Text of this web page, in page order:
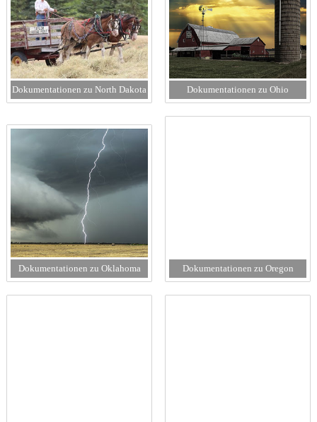
Dokumentationen zu North Dakota Dokumentationen zu Ohio
Dokumentationen zu Oklahoma Dokumentationen zu Oregon